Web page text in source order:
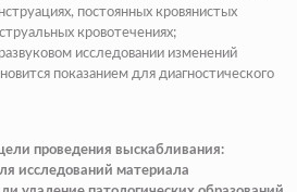
постоянных кровянистых
кровотечениях;
исследовании изменений
показанием для диагностического
проведения выскабливания:
исследований материала